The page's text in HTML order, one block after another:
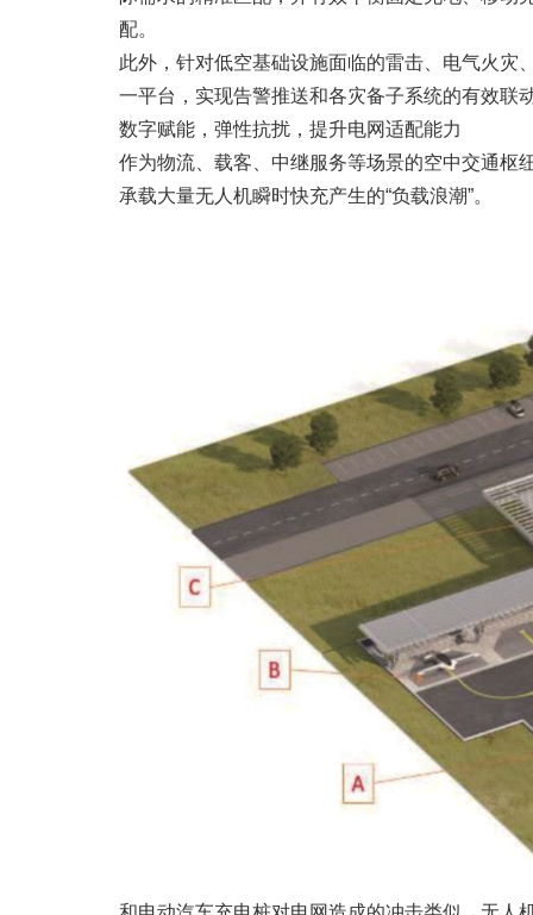
配。
此外，针对低空基础设施面临的雷击、电气火灾
一平台，实现告警推送和各灾备子系统的有效联
数字赋能，弹性抗扰，提升电网适配能力
作为物流、载客、中继服务等场景的空中交通枢
承载大量无人机瞬时快充产生的“负载浪潮”。